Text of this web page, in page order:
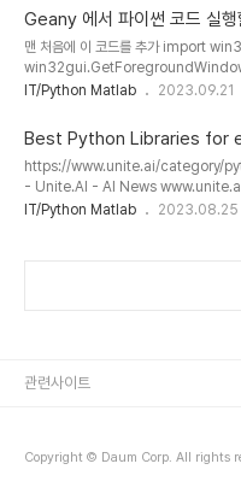
가 나는 프로그램..
에서 UTF-8 포맷으로 준비한 한글 데
매칭되는 알파벳 및 기호문자, 키보드에
마다 자모를 분리하고, Apple2 키보드
작업을 어떻게 할지 고민하다 우연히 검
Geany 에서 파이썬 코드 실행
맨 처음에 이 코드를 추가 import
IT/Python Matlab 2023.09.21
Best Python Libraries for
https://www.unite.ai/category/
- Unite.AI - AI News
IT/Python Matlab
2023.08.25
Copyright © Daum Corp. All rights
관련사이트